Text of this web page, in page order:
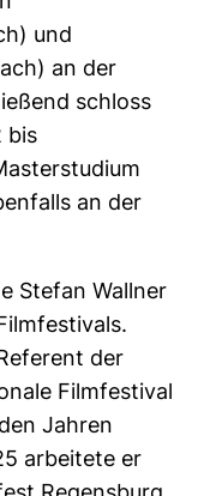
und
an der
schloss
bis
an der
Stefan Wallner
der
Filmfestival
Jahren
arbeitete er